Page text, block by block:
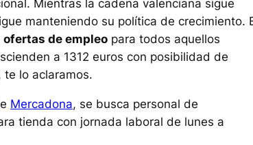
Mientras la cadena valenciana sigue
manteniendo su política de crecimiento.
ofertas de empleo para todos aquellos
a 1312 euros con posibilidad de
te lo aclaramos.
Mercadona, se busca personal de
tienda con jornada laboral de lunes a